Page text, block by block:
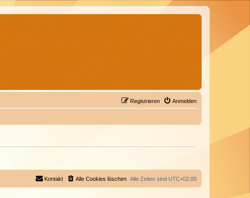
Anmelden
Registrieren
Alle Zeiten sind UTC+02:00
Alle Cookies löschen
Kontakt